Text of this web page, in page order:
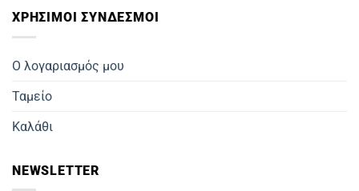
ΧΡΗΣΙΜΟΙ ΣΥΝΔΕΣΜΟΙ
Ο λογαριασμός μου
Ταμείο
Καλάθι
NEWSLETTER